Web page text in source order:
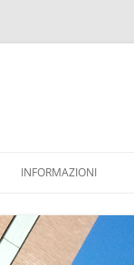
INFORMAZIONI